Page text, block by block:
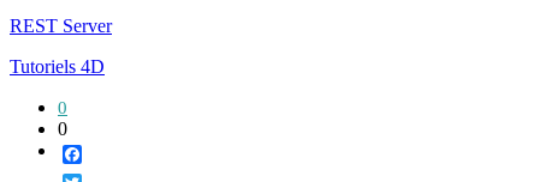
REST Server
Tutoriels 4D
0
0